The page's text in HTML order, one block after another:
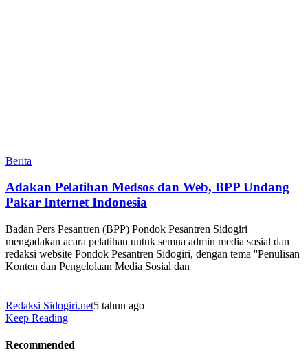
Berita
Adakan Pelatihan Medsos dan Web, BPP Undang
Pakar Internet Indonesia
Badan Pers Pesantren (BPP) Pondok Pesantren Sidogiri
mengadakan acara pelatihan untuk semua admin media sosial dan
redaksi website Pondok Pesantren Sidogiri, dengan tema ''Penulisan
Konten dan Pengelolaan Media Sosial dan
Redaksi Sidogiri.net5 tahun ago
Keep Reading
Recommended